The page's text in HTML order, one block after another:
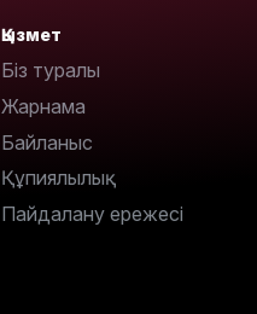
Қызмет
Біз туралы
Жарнама
Байланыс
Құпиялылық
Пайдалану ережесі